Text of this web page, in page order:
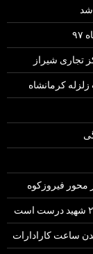
کرمانشاه
محور فیروزکوه